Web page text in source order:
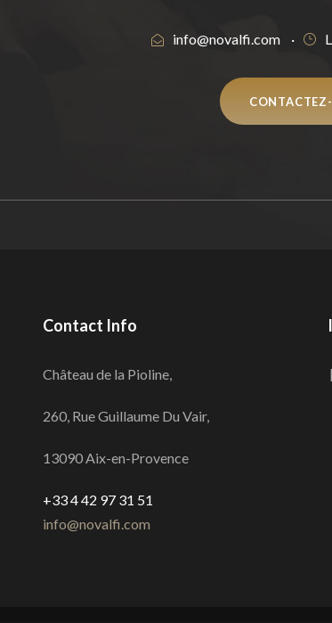
info@novalfi.com ·
Contact Info
Château de la Pioline,
260, Rue Guillaume Du Vair,
13090 Aix-en-Provence
+33 4 42 97 31 51
info@novalfi.com